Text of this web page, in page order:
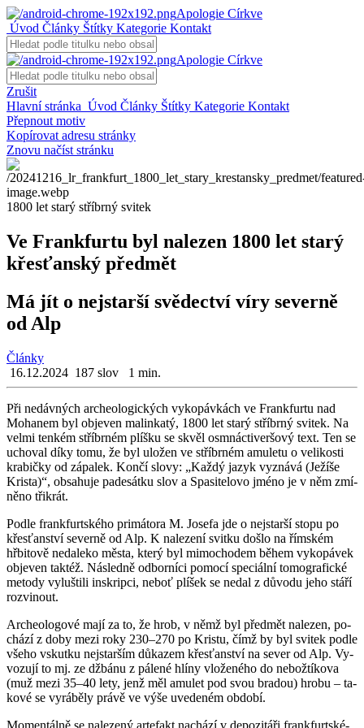
Apologie Církve
Úvod Články Štítky Kategorie Kontakt
Apologie Církve
Zrušit
Hlavní stránka Úvod Články Štítky Kategorie Kontakt
Přepnout motiv
Kopírovat adresu stránky
Znovu načíst stránku
1800 let starý stříbrný svitek
Ve Frankfurtu byl nalezen 1800 let starý
křesťanský předmět
Má jít o nejstarší svědectví víry severně
od Alp
Články
16.12.2024 187 slov 1 min.
Při ne­dáv­ných ar­che­o­lo­gic­kých vy­ko­páv­kách ve Frank­fur­tu nad
Mo­ha­nem byl ob­je­ven ma­lin­ka­tý, 1800 let starý stří­br­ný svi­tek. Na
velmi ten­kém stří­br­ném plíš­ku se skvěl osm­nác­ti­ver­šo­vý text. Ten se
ucho­val díky tomu, že byl ulo­žen ve stří­br­ném amu­le­tu o ve­li­kos­ti
kra­bič­ky od zá­pa­lek. Končí slovy: „Každý jazyk vy­zná­vá (Je­ží­še
Kris­ta)“, ob­sa­hu­je pa­de­sát­ku slov a Spa­si­te­lo­vo jméno je v něm zmí­
ně­no tři­krát.
Podle frank­furt­ské­ho pri­má­to­ra M. Jo­se­fa jde o nej­star­ší stopu po
křes­ťan­ství se­ver­ně od Alp. K na­le­ze­ní svit­ku došlo na řím­ském
hřbi­to­vě ne­da­le­ko města, který byl mi­mo­cho­dem během vy­ko­pá­vek
ob­je­ven tak­též. Ná­sled­ně od­bor­ní­ci po­mo­cí spe­ci­ál­ní to­mo­gra­fic­ké
me­to­dy vy­luš­ti­li in­skrip­ci, neboť plí­šek se nedal z dů­vo­du jeho stáří
roz­vi­nout.
Ar­che­o­lo­go­vé mají za to, že hrob, v němž byl před­mět na­le­zen, po­
chá­zí z doby mezi roky 230–270 po Kris­tu, čímž by byl svi­tek podle
všeho vskut­ku nej­star­ším dů­ka­zem křes­ťan­ství na sever od Alp. Vy­
vo­zu­jí to mj. ze džbá­nu z pá­le­né hlíny vlo­že­né­ho do ne­bož­tí­ko­va
(muž mezi 35–40 lety, jenž měl amu­let pod svou bra­dou) hrobu – ta­
ko­vé se vy­rá­bě­ly právě ve výše uve­de­ném ob­do­bí.
Mo­men­tál­ně se na­le­ze­ný ar­te­fakt na­chá­zí v de­po­zi­tá­ři frank­furt­ské­